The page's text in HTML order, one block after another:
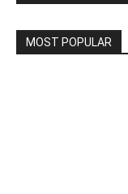
MOST POPULAR